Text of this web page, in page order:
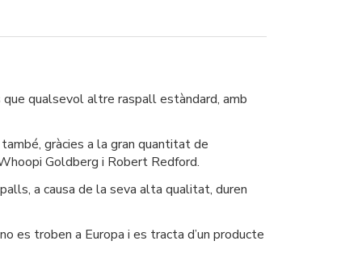
qualsevol altre raspall estàndard, amb
gràcies a la gran quantitat de
Goldberg i Robert Redford.
a causa de la seva alta qualitat, duren
es troben a Europa i es tracta d’un producte